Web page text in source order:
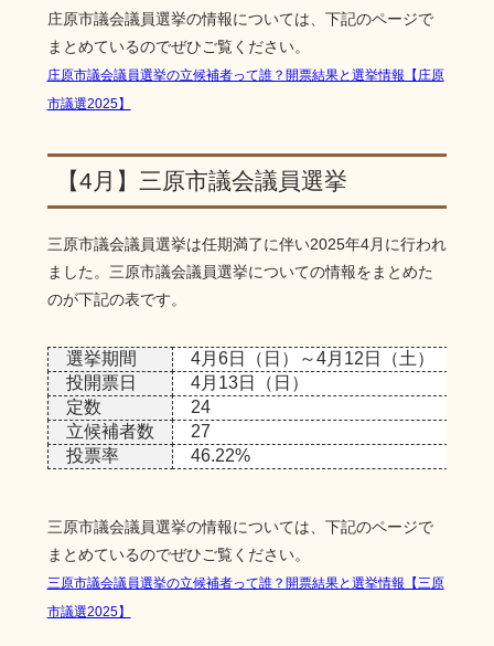
庄原市議会議員選挙の情報については、下記のページで
まとめているのでぜひご覧ください。
庄原市議会議員選挙の立候補者って誰？開票結果と選挙情報【庄原
市議選2025】
【4月】三原市議会議員選挙
三原市議会議員選挙は任期満了に伴い2025年4月に行われ
ました。三原市議会議員選挙についての情報をまとめた
のが下記の表です。
選挙期間
4月6日（日）～4月12日（土）
投開票日
4月13日（日）
定数
24
立候補者数
27
投票率
46.22%
三原市議会議員選挙の情報については、下記のページで
まとめているのでぜひご覧ください。
三原市議会議員選挙の立候補者って誰？開票結果と選挙情報【三原
市議選2025】